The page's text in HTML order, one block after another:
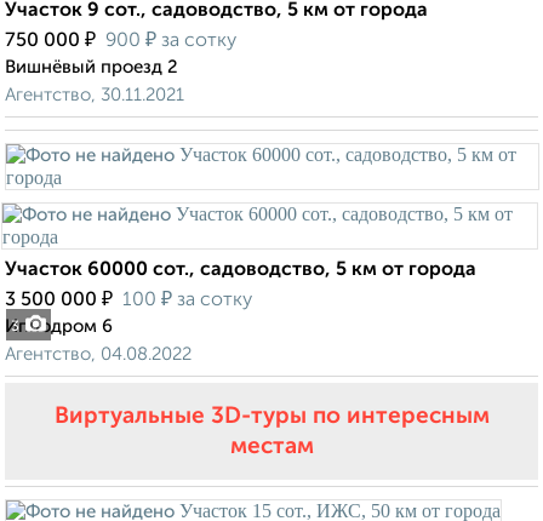
Участок 9 сот., садоводство, 5 км от города
750 000 ₽ 900 ₽ за сотку
Вишнёвый проезд 2
Агентство, 30.11.2021
3
Участок 60000 сот., садоводство, 5 км от города
3 500 000 ₽ 100 ₽ за сотку
Ипподром 6
Агентство, 04.08.2022
Виртуальные 3D-туры по интересным
местам